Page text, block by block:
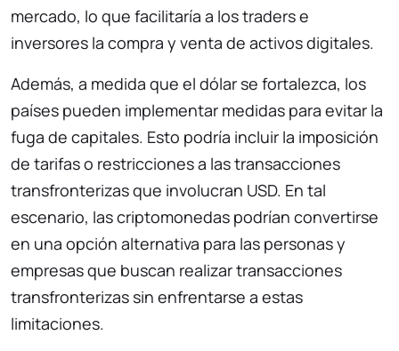
mercado, lo que facilitaría a los traders e
inversores la compra y venta de activos digitales.
Además, a medida que el dólar se fortalezca, los
países pueden implementar medidas para evitar la
fuga de capitales. Esto podría incluir la imposición
de tarifas o restricciones a las transacciones
transfronterizas que involucran USD. En tal
escenario, las criptomonedas podrían convertirse
en una opción alternativa para las personas y
empresas que buscan realizar transacciones
transfronterizas sin enfrentarse a estas
limitaciones.